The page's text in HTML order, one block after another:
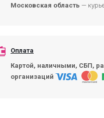
Московская область —
Оплата
Картой, наличными, СБП,
организаций